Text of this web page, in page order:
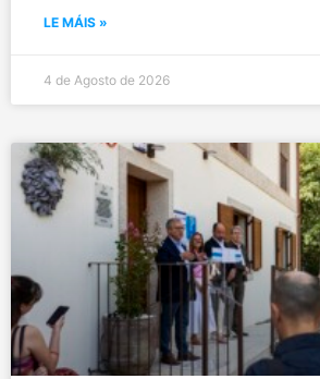
LE MÁIS »
4 de Agosto de 2026